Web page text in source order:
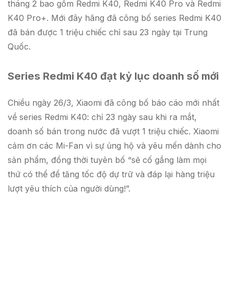
tháng 2 bao gồm Redmi K40, Redmi K40 Pro và Redmi
K40 Pro+. Mới đây hãng đã công bố series Redmi K40
đã bán được 1 triệu chiếc chỉ sau 23 ngày tại Trung
Quốc.
Series Redmi K40 đạt kỷ lục doanh số mới
Chiều ngày 26/3, Xiaomi đã công bố báo cáo mới nhất
về series Redmi K40: chỉ 23 ngày sau khi ra mắt,
doanh số bán trong nước đã vượt 1 triệu chiếc. Xiaomi
cảm ơn các Mi-Fan vì sự ủng hộ và yêu mến dành cho
sản phẩm, đồng thời tuyên bố “sẽ cố gắng làm mọi
thứ có thể để tăng tốc độ dự trữ và đáp lại hàng triệu
lượt yêu thích của người dùng!”.